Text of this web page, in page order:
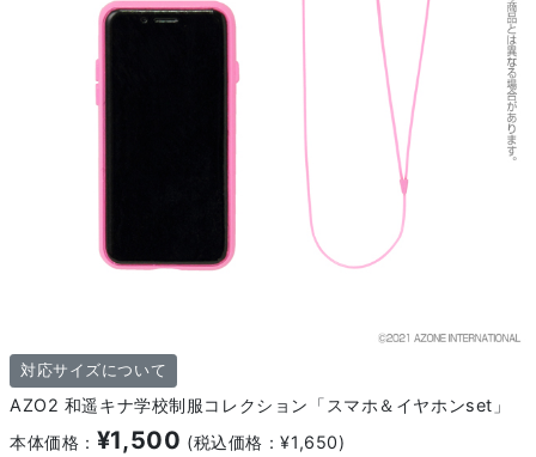
対応サイズについて
AZO2 和遥キナ学校制服コレクション「スマホ＆イヤホンset」
本体価格： ¥1,500 (税込価格：¥1,650)